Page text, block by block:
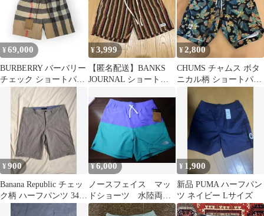
¥ 69,000
BURBERRY バーバリー
チェック ショートパン
¥3,999
【匿名配送】BANKS
JOURNAL ショートパ
¥2,800
CHUMS チャムス ボタ
ニカル柄 ショートパン
ツ M
¥900
Banana Republic チェッ
ク柄 ハーフパンツ 34イ
¥6,000
ノースフェイス マッ
ドショーツ 水陸両M
サイズ ショートパンツ
¥ 1,900
新品 PUMA ハーフパン
ツ ネイビー Lサイズ